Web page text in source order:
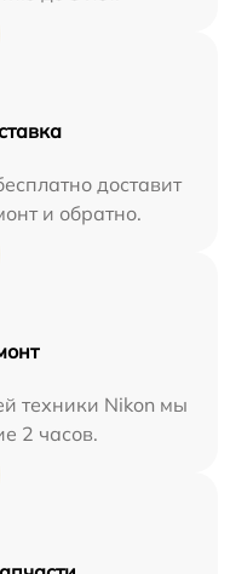
доставит
и обратно.
техники Nikon мы
2 часов.